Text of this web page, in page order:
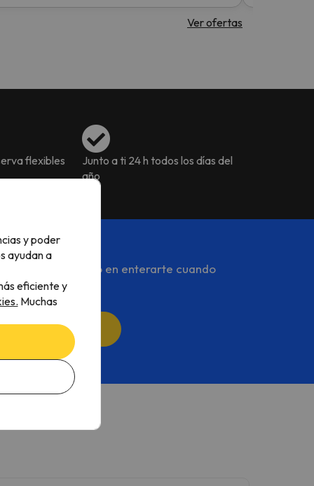
Ver ofertas
flexibles
Junto a ti 24 h todos los días del
año
serás el primero en enterarte cuando
GRATIS
.
y poder
ayudan a
eficiente y
Muchas